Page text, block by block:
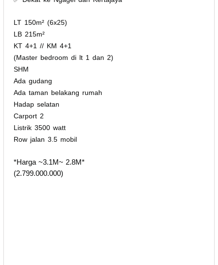
LT 150m² (6x25)
LB 215m²
KT 4+1 // KM 4+1
(Master bedroom di lt 1 dan 2)
SHM
Ada gudang
Ada taman belakang rumah
Hadap selatan
Carport 2
Listrik 3500 watt
Row jalan 3.5 mobil
*Harga ~3.1M~ 2.8M*
(2.799.000.000)